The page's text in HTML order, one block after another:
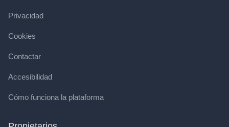
Privacidad
Cookies
Contactar
Accesibilidad
Cómo funciona la plataforma